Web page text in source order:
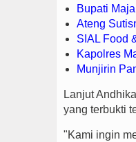
Bupati
Ateng
SIAL Food
Kapolres
Munjirin
Lanjut
yang terbukti
"Kami ingin